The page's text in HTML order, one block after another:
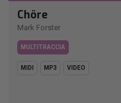
Chöre
Mark Forster
MULTITRACCIA
MIDI MP3 VIDEO